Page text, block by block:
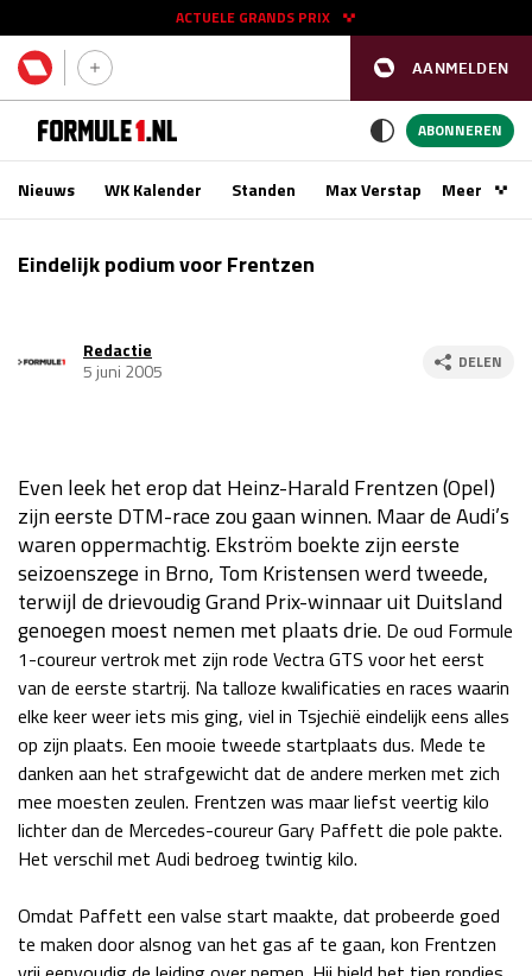
AANMELDEN
ACTUELE GRANDS PRIX
11 - 13 sep
Race
Kwalificatie
vr 14:00 - 15:00
Race
za 13:00 - 15:00
GP SINGAPORE 2026 09 - 11 okt
Race
zo 14:00 - 16:00
GP VERENIGDE STATEN 2026 23 - 25 okt
Kwalificatie
za 23:00 - 00:00
Race
zo 21:00 - 23:00
GP MEXICO 2026 30 okt - 01 nov
GP SÃO PAULO 2026 06 - 08 nov
Kwalificatie
ABONNEREN
Nieuws WK Kalender Standen Max VerstappenMeer
Eindelijk podium voor Frentzen
Redactie
5 juni 2005
DELEN
Even leek het erop dat Heinz-Harald Frentzen (Opel)
zijn eerste DTM-race zou gaan winnen. Maar de Audi’s
waren oppermachtig. Ekström boekte zijn eerste
seizoenszege in Brno, Tom Kristensen werd tweede,
terwijl de drievoudig Grand Prix-winnaar uit Duitsland
genoegen moest nemen met plaats drie. De oud Formule
1-coureur vertrok met zijn rode Vectra GTS voor het eerst
van de eerste startrij. Na talloze kwalificaties en races waarin
elke keer weer iets mis ging, viel in Tsjechië eindelijk eens alles
op zijn plaats. Een mooie tweede startplaats dus. Mede te
danken aan het strafgewicht dat de andere merken met zich
mee moesten zeulen. Frentzen was maar liefst veertig kilo
lichter dan de Mercedes-coureur Gary Paffett die pole pakte.
Het verschil met Audi bedroeg twintig kilo.
Omdat Paffett een valse start maakte, dat probeerde goed
te maken door alsnog van het gas af te gaan, kon Frentzen